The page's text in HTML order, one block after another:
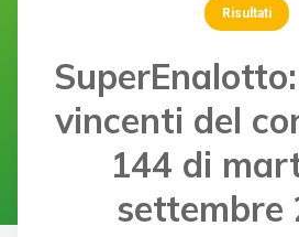
Risultati
vincenti del
144 di
settembre